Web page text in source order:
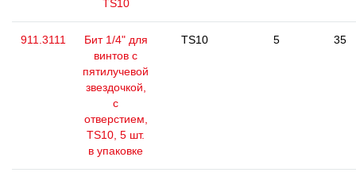
TS10
911.3111
Бит 1/4" для
винтов с
пятилучевой
звездочкой,
с
отверстием,
TS10, 5 шт.
в упаковке
TS10 5 35